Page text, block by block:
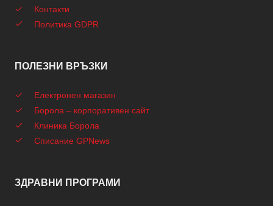
Контакти
Политика GDPR
ПОЛЕЗНИ ВРЪЗКИ
Електронен магазин
Борола – корпоративен сайт
Клиника Борола
Списание GPNews
ЗДРАВНИ ПРОГРАМИ